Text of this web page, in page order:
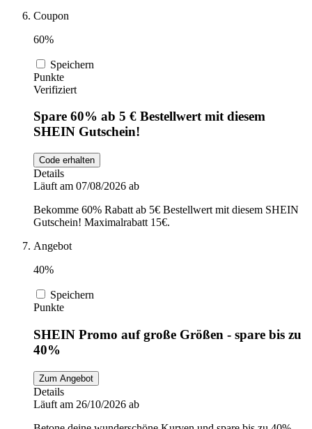
Coupon
60%
Speichern
Punkte
Verifiziert
Spare 60% ab 5 € Bestellwert mit diesem
SHEIN Gutschein!
Code erhalten
Details
Läuft am 07/08/2026 ab
Bekomme 60% Rabatt ab 5€ Bestellwert mit diesem SHEIN
Gutschein! Maximalrabatt 15€.
Angebot
40%
Speichern
Punkte
SHEIN Promo auf große Größen - spare bis zu
40%
Zum Angebot
Details
Läuft am 26/10/2026 ab